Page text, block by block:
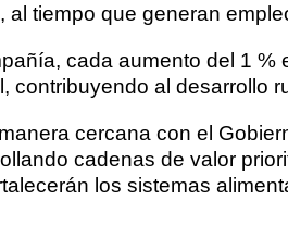
tiempo que generan
cada aumento del 1
contribuyendo al desarrollo
cercana con el
cadenas de valor
los sistemas